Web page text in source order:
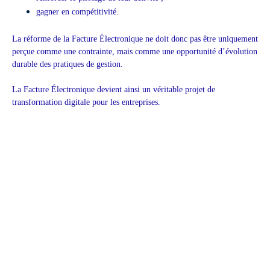
gagner en compétitivité.
La réforme de la Facture Électronique ne doit donc pas être uniquement
perçue comme une contrainte, mais comme une opportunité d’évolution
durable des pratiques de gestion.
La Facture Électronique devient ainsi un véritable projet de
transformation digitale pour les entreprises.